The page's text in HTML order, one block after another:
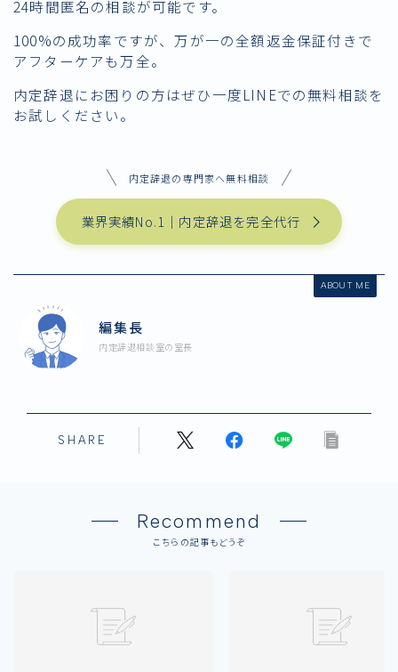
24時間匿名の相談が可能です。
100%の成功率ですが、万が一の全額返金保証付きで
アフターケアも万全。
内定辞退にお困りの方はぜひ一度LINEでの無料相談を
お試しください。
内定辞退の専門家へ無料相談
業界実績No.1｜内定辞退を完全代行
ABOUT ME
編集長
内定辞退相談室の室長
SHARE
Recommend
こちらの記事もどうぞ